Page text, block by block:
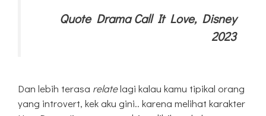
Quote Drama Call It Love, Disney
2023
Dan lebih terasa relatelagi kalau kamu tipikal orang
yang introvert, kek aku gini.. karena melihat karakter